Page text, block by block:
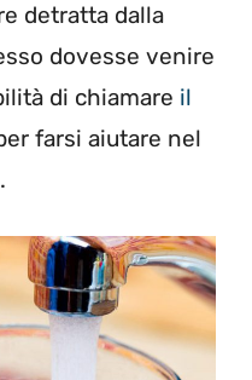
detratta dalla
dovesse venire
di chiamare il
farsi aiutare nel